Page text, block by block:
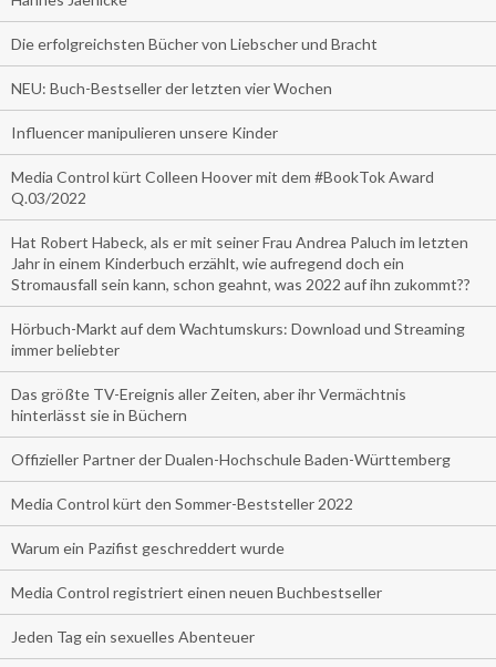
Die erfolgreichsten Bücher von Liebscher und Bracht
NEU: Buch-Bestseller der letzten vier Wochen
Influencer manipulieren unsere Kinder
Media Control kürt Colleen Hoover mit dem #BookTok Award
Q.03/2022
Hat Robert Habeck, als er mit seiner Frau Andrea Paluch im letzten
Jahr in einem Kinderbuch erzählt, wie aufregend doch ein
Stromausfall sein kann, schon geahnt, was 2022 auf ihn zukommt??
Hörbuch-Markt auf dem Wachtumskurs: Download und Streaming
immer beliebter
Das größte TV-Ereignis aller Zeiten, aber ihr Vermächtnis
hinterlässt sie in Büchern
Offizieller Partner der Dualen-Hochschule Baden-Württemberg
Media Control kürt den Sommer-Beststeller 2022
Warum ein Pazifist geschreddert wurde
Media Control registriert einen neuen Buchbestseller
Jeden Tag ein sexuelles Abenteuer